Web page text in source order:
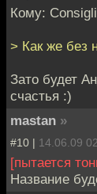
Кому:
> Как же без
Зато будет
счастья :)
mastan »
#10 | 14.06.09
[пытается
Название